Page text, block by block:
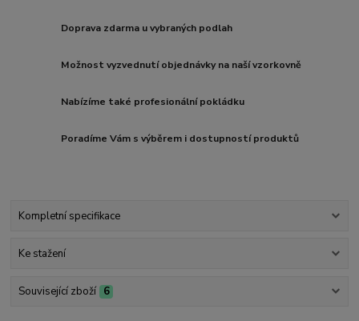
Doprava zdarma u vybraných podlah
Možnost vyzvednutí objednávky na naší vzorkovně
Nabízíme také profesionální pokládku
Poradíme Vám s výběrem i dostupností produktů
Kompletní specifikace
Ke stažení
Související zboží 6